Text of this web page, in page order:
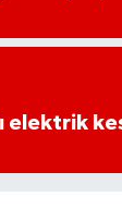
elektrik